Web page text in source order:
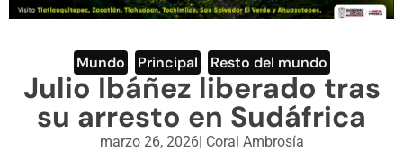
DEPORTES
ENGLISH SECTION
VIDEOS
Mundo Principal Resto del mundo
Julio Ibáñez liberado tras
su arresto en Sudáfrica
marzo 26, 2026| Coral Ambrosía